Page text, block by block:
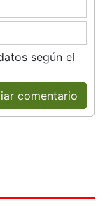
según el
comentario